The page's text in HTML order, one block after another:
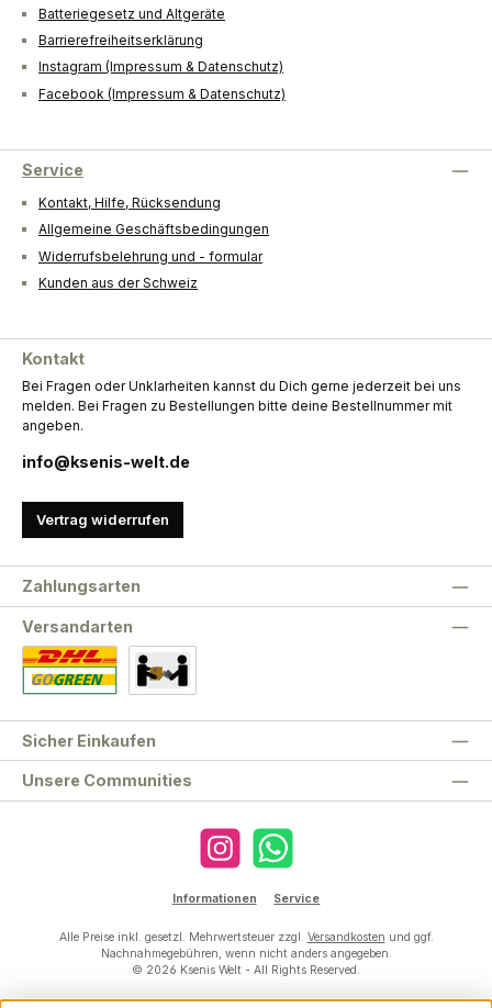
Batteriegesetz und Altgeräte
Barrierefreiheitserklärung
Instagram (Impressum & Datenschutz)
Facebook (Impressum & Datenschutz)
Service
Kontakt, Hilfe, Rücksendung
Allgemeine Geschäftsbedingungen
Widerrufsbelehrung und - formular
Kunden aus der Schweiz
Kontakt
Bei Fragen oder Unklarheiten kannst du Dich gerne jederzeit bei uns
melden. Bei Fragen zu Bestellungen bitte deine Bestellnummer mit
angeben.
info@ksenis-welt.de
Vertrag widerrufen
Unsere Communities
Zahlungsarten
Versandarten
Sicher Einkaufen
Instagram WhatsApp
Informationen Service
Alle Preise inkl. gesetzl. Mehrwertsteuer zzgl. Versandkosten und ggf.
Nachnahmegebühren, wenn nicht anders angegeben.
© 2026 Ksenis Welt - All Rights Reserved.